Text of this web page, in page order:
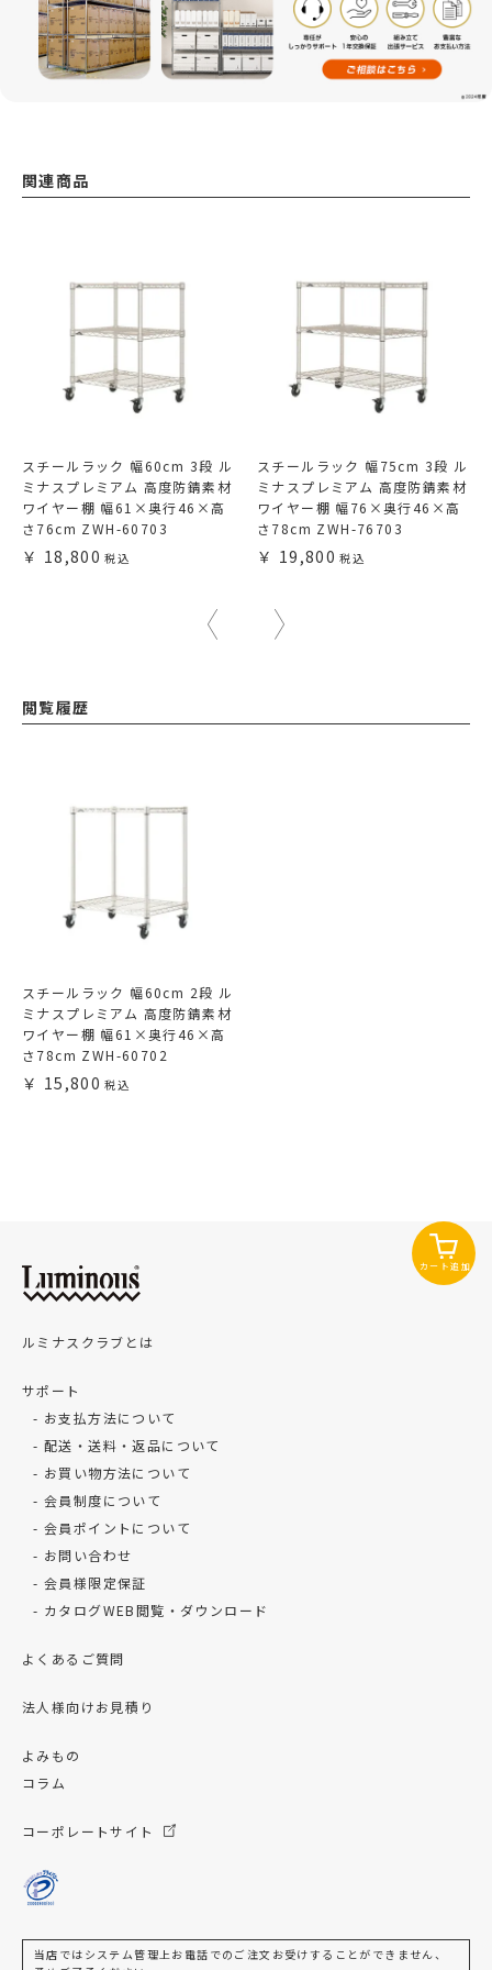
関連商品
スチールラック 幅60cm 3段 ル
ミナスプレミアム 高度防錆素材
ワイヤー棚 幅61×奥行46×高
さ76cm ZWH-60703
18,800
スチールラック 幅75cm 3段 ル
ミナスプレミアム 高度防錆素材
ワイヤー棚 幅76×奥行46×高
さ78cm ZWH-76703
19,800
閲覧履歴
スチールラック 幅60cm 2段 ル
ミナスプレミアム 高度防錆素材
ワイヤー棚 幅61×奥行46×高
さ78cm ZWH-60702
15,800
カート追加
ルミナスクラブとは
サポート
お支払方法について
配送・送料・返品について
お買い物方法について
会員制度について
会員ポイントについて
お問い合わせ
会員様限定保証
カタログWEB閲覧・ダウンロード
よくあるご質問
法人様向けお見積り
よみもの
コラム
コーポレートサイト
当店ではシステム管理上お電話でのご注文お受けすることができません、